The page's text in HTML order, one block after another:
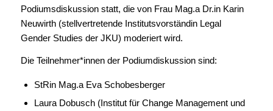
Podiumsdiskussion statt, die von Frau Mag.a Dr.in Karin
Neuwirth (stellvertretende Institutsvorständin Legal
Gender Studies der JKU) moderiert wird.
Die Teilnehmer*innen der Podiumdiskussion sind:
StRin Mag.a Eva Schobesberger
Laura Dobusch (Institut für Change Management und